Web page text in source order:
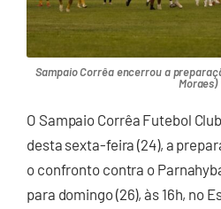
Sampaio Corrêa encerrou a
Moraes)
O Sampaio Corrêa Futebol
desta sexta-feira (24), a
o confronto contra o
para domingo (26), às 16h, no